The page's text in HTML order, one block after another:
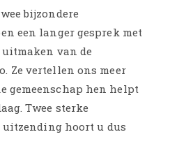
bijzondere
een langer gesprek met
van de
Ze vertellen ons meer
gemeenschap hen helpt
Twee sterke
uitzending hoort u dus